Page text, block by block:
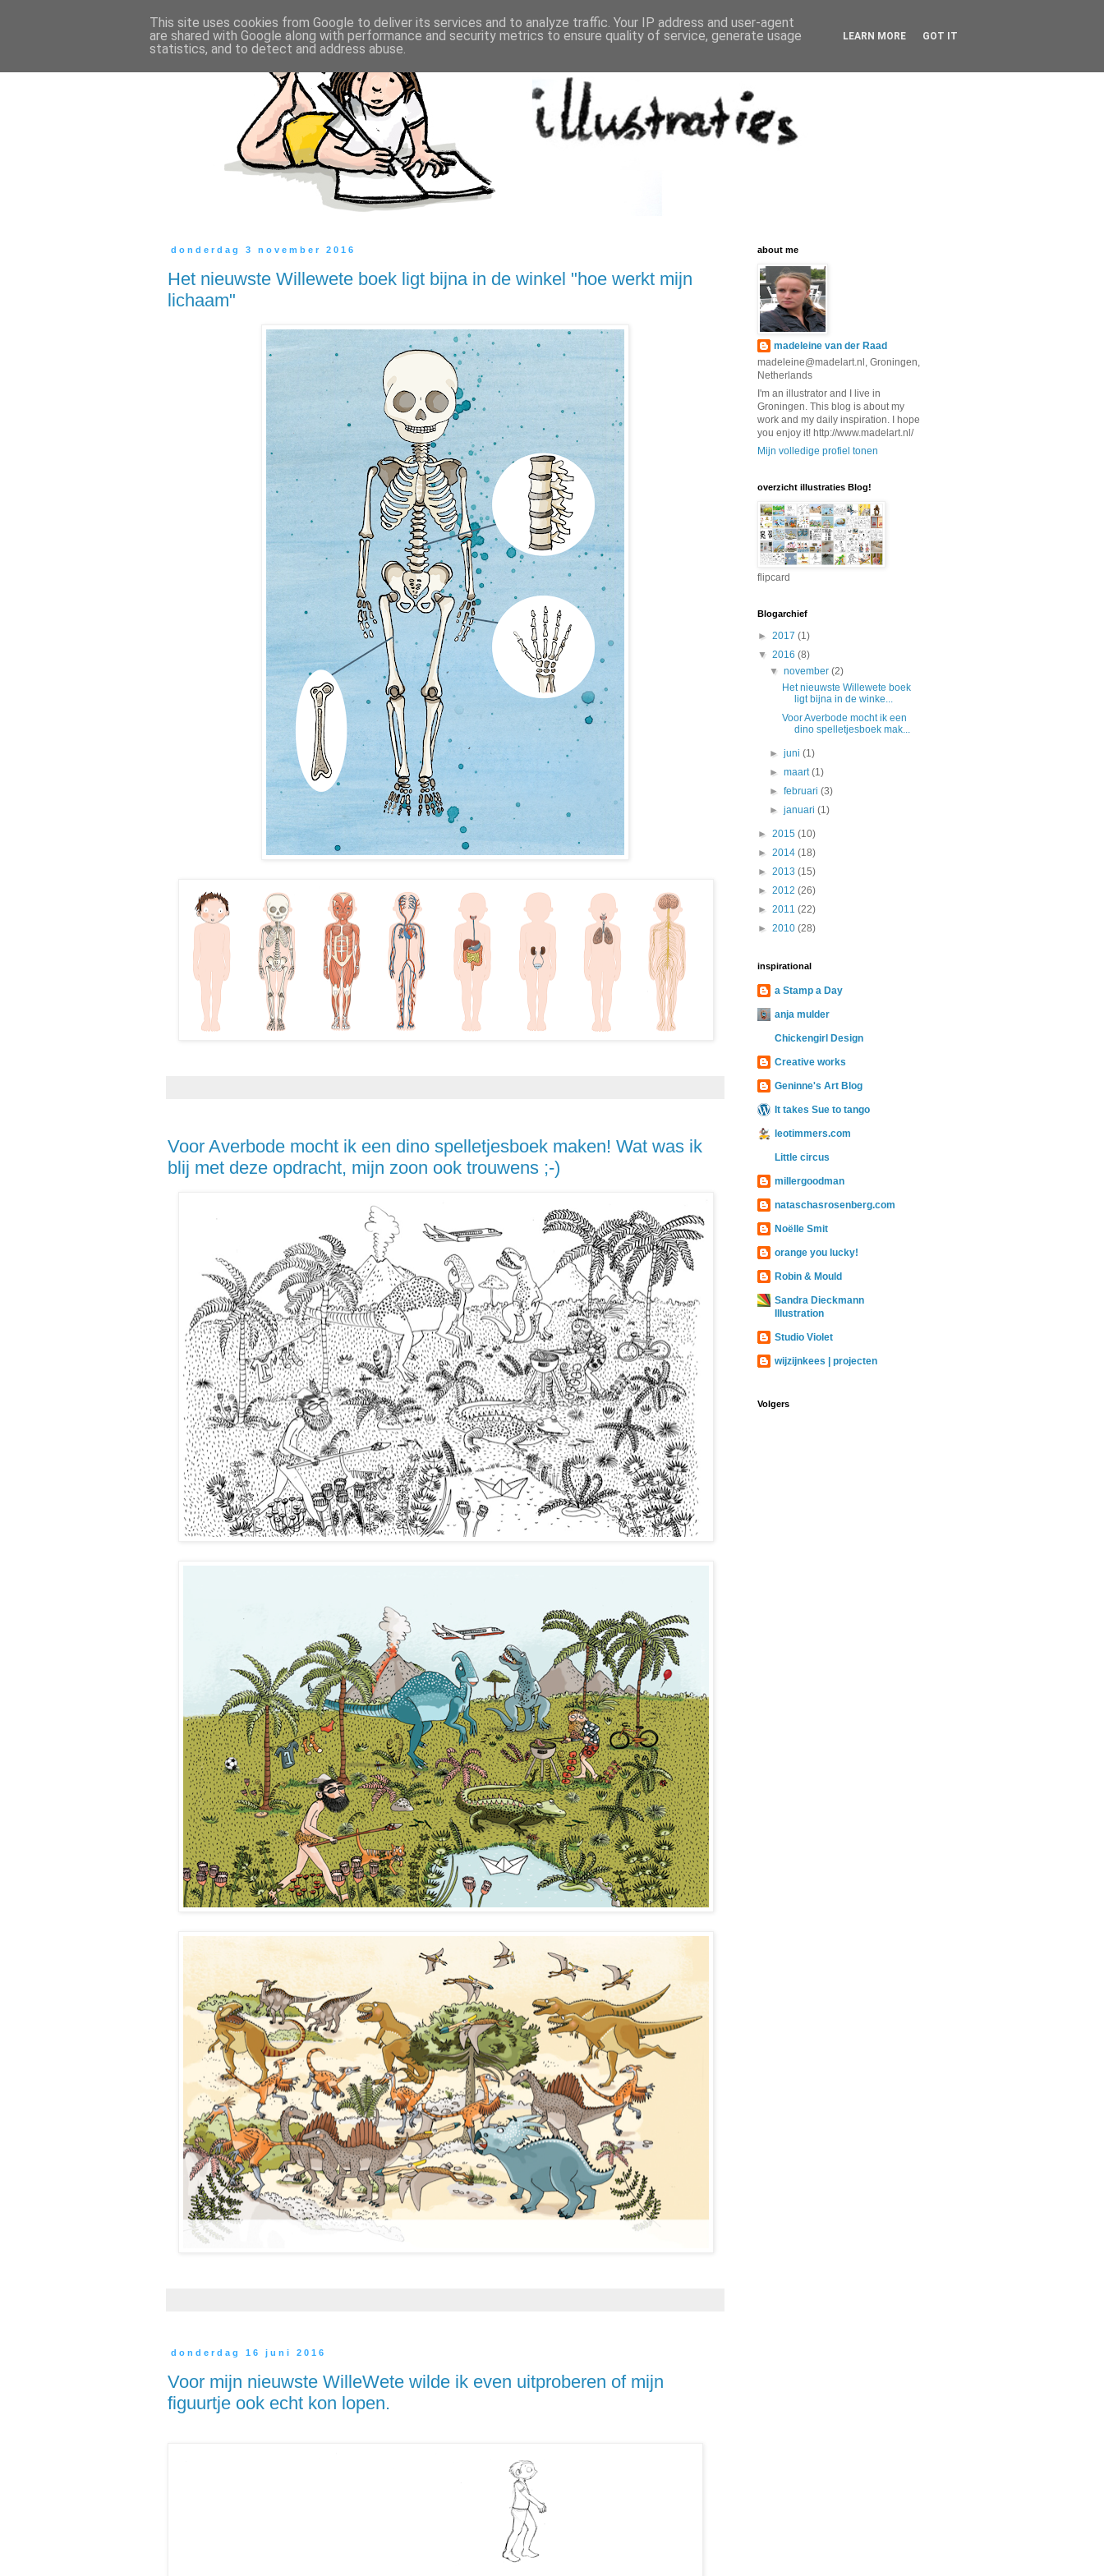
donderdag 3 november 2016
Het nieuwste Willewete boek ligt bijna in de winkel "hoe werkt mijn
lichaam"
Voor Averbode mocht ik een dino spelletjesboek maken! Wat was ik
blij met deze opdracht, mijn zoon ook trouwens ;-)
donderdag 16 juni 2016
Voor mijn nieuwste WilleWete wilde ik even uitproberen of mijn
figuurtje ook echt kon lopen.
about me
madeleine van der Raad
madeleine@madelart.nl, Groningen,
Netherlands
I'm an illustrator and I live in
Groningen. This blog is about my
work and my daily inspiration. I hope
you enjoy it! http://www.madelart.nl/
Mijn volledige profiel tonen
overzicht illustraties Blog!
flipcard
Blogarchief
► 2017 (1)
▼ 2016 (8)
▼november(2)
Het nieuwste Willewete boek
ligt bijna in de winke...
Voor Averbode mocht ik een
dino spelletjesboek mak...
►juni(1)
►maart(1)
►februari(3)
►januari(1)
► 2015 (10)
► 2014 (18)
► 2013 (15)
► 2012 (26)
► 2011 (22)
► 2010 (28)
inspirational
a Stamp a Day
anja mulder
Chickengirl Design
Creative works
Geninne's Art Blog
It takes Sue to tango
leotimmers.com
Little circus
millergoodman
nataschasrosenberg.com
Noëlle Smit
orange you lucky!
Robin & Mould
Sandra Dieckmann
Illustration
Studio Violet
wijzijnkees | projecten
Volgers
This site uses cookies from Google to deliver its services and to analyze traffic. Your IP address and user-agent
are shared with Google along with performance and security metrics to ensure quality of service, generate usage
statistics, and to detect and address abuse.
LEARN MORE GOT IT